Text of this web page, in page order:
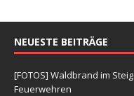
NEUESTE BEITRÄGE
[FOTOS] Waldbrand im
Feuerwehren